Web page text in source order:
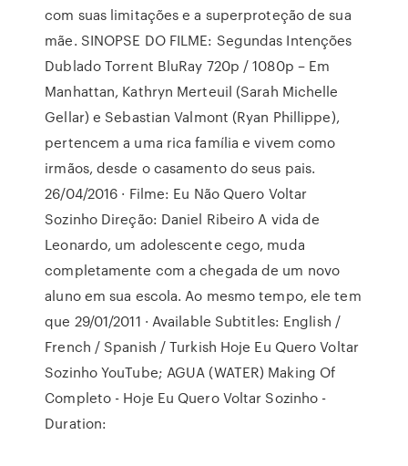
com suas limitações e a superproteção de sua
mãe. SINOPSE DO FILME: Segundas Intenções
Dublado Torrent BluRay 720p / 1080p – Em
Manhattan, Kathryn Merteuil (Sarah Michelle
Gellar) e Sebastian Valmont (Ryan Phillippe),
pertencem a uma rica família e vivem como
irmãos, desde o casamento do seus pais.
26/04/2016 · Filme: Eu Não Quero Voltar
Sozinho Direção: Daniel Ribeiro A vida de
Leonardo, um adolescente cego, muda
completamente com a chegada de um novo
aluno em sua escola. Ao mesmo tempo, ele tem
que 29/01/2011 · Available Subtitles: English /
French / Spanish / Turkish Hoje Eu Quero Voltar
Sozinho YouTube; AGUA (WATER) Making Of
Completo - Hoje Eu Quero Voltar Sozinho -
Duration: